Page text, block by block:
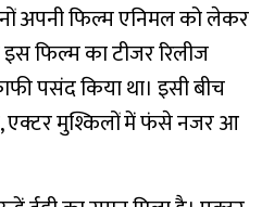
अपनी फिल्म एनिमल को लेकर
इस फिल्म का टीजर रिलीज
पसंद किया था। इसी बीच
एक्टर मुश्किलों में फंसे नजर आ